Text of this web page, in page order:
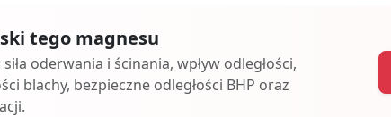
tego magnesu
siła oderwania i ścinania, wpływ odległości,
blachy, bezpieczne odległości BHP oraz